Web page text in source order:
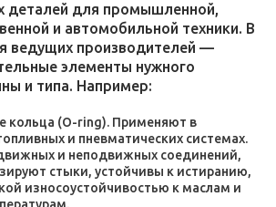
деталей для промышленной,
и автомобильной техники. В
ведущих производителей —
элементы нужного
и типа. Например:
кольца (O-ring). Применяют в
и пневматических системах.
и неподвижных соединений,
стыки, устойчивы к истиранию,
износоустойчивостью к маслам и